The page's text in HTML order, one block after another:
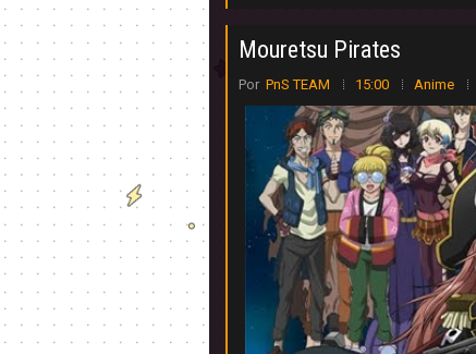
Mouretsu Pirates
Por PnS TEAM 15:00 Anime